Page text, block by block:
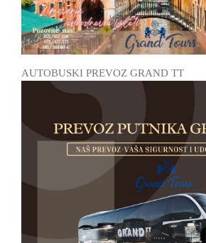
AUTOBUSKI PREVOZ GRAND TT